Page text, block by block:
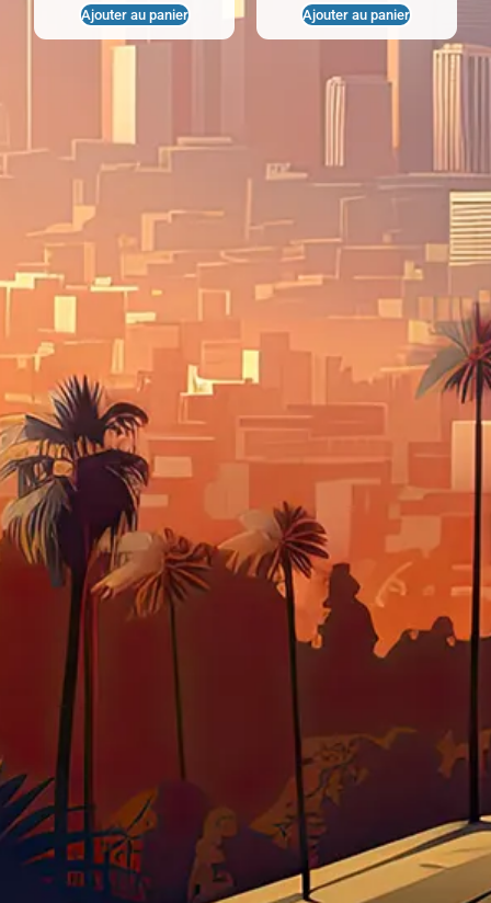
Ajouter au panier Ajouter au panier